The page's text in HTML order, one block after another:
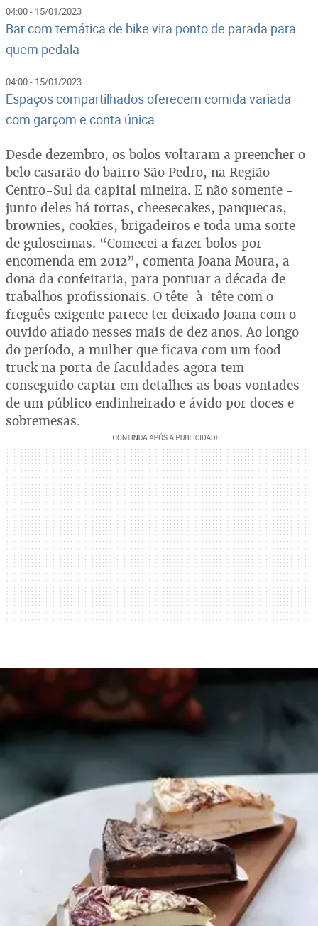
04:00 - 15/01/2023
Bar com temática de bike vira ponto de parada para
quem pedala
04:00 - 15/01/2023
Espaços compartilhados oferecem comida variada
com garçom e conta única
Desde dezembro, os bolos voltaram a preencher o
belo casarão do bairro São Pedro, na Região
Centro-Sul da capital mineira. E não somente -
junto deles há tortas, cheesecakes, panquecas,
brownies, cookies, brigadeiros e toda uma sorte
de guloseimas. “Comecei a fazer bolos por
encomenda em 2012”, comenta Joana Moura, a
dona da confeitaria, para pontuar a década de
trabalhos profissionais. O tête-à-tête com o
freguês exigente parece ter deixado Joana com o
ouvido afiado nesses mais de dez anos. Ao longo
do período, a mulher que ficava com um food
truck na porta de faculdades agora tem
conseguido captar em detalhes as boas vontades
de um público endinheirado e ávido por doces e
sobremesas.